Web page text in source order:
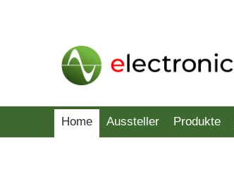
Home Aussteller Produkte